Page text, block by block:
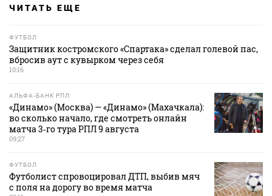
ЧИТАТЬ ЕЩЕ
ФУТБОЛ
Защитник костромского «Спартака» сделал голевой пас,
вбросив аут с кувырком через себя
10:16
АЛЬФА-БАНК РПЛ
«Динамо» (Москва) — «Динамо» (Махачкала):
во сколько начало, где смотреть онлайн
матча 3‑го тура РПЛ 9 августа
09:27
ФУТБОЛ
Футболист спровоцировал ДТП, выбив мяч
с поля на дорогу во время матча